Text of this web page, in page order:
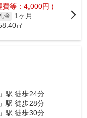
費等：4,000円 )
金
1ヶ月
㎡
」駅 徒歩24分
」駅 徒歩28分
」駅 徒歩30分